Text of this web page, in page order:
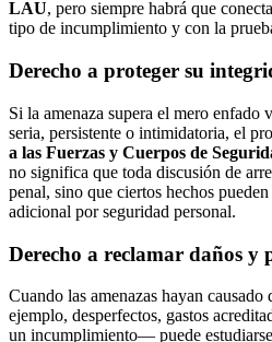
LAU, pero siempre habrá que
tipo de incumplimiento y con la
Derecho a proteger su
Si la amenaza supera el mero enfado
seria, persistente o intimidatoria, el
a las Fuerzas y Cuerpos de
no significa que toda discusión de
penal, sino que ciertos hechos
adicional por seguridad personal.
Derecho a reclamar daños y
Cuando las amenazas hayan
ejemplo, desperfectos, gastos
un incumplimiento— puede